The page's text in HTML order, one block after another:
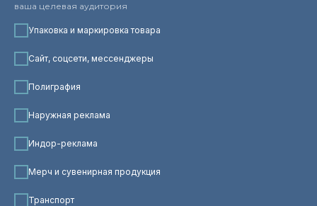
ваша целевая аудитория
Упаковка и маркировка товара
Сайт, соцсети, мессенджеры
Полиграфия
Наружная реклама
Индор-реклама
Мерч и сувенирная продукция
Транспорт